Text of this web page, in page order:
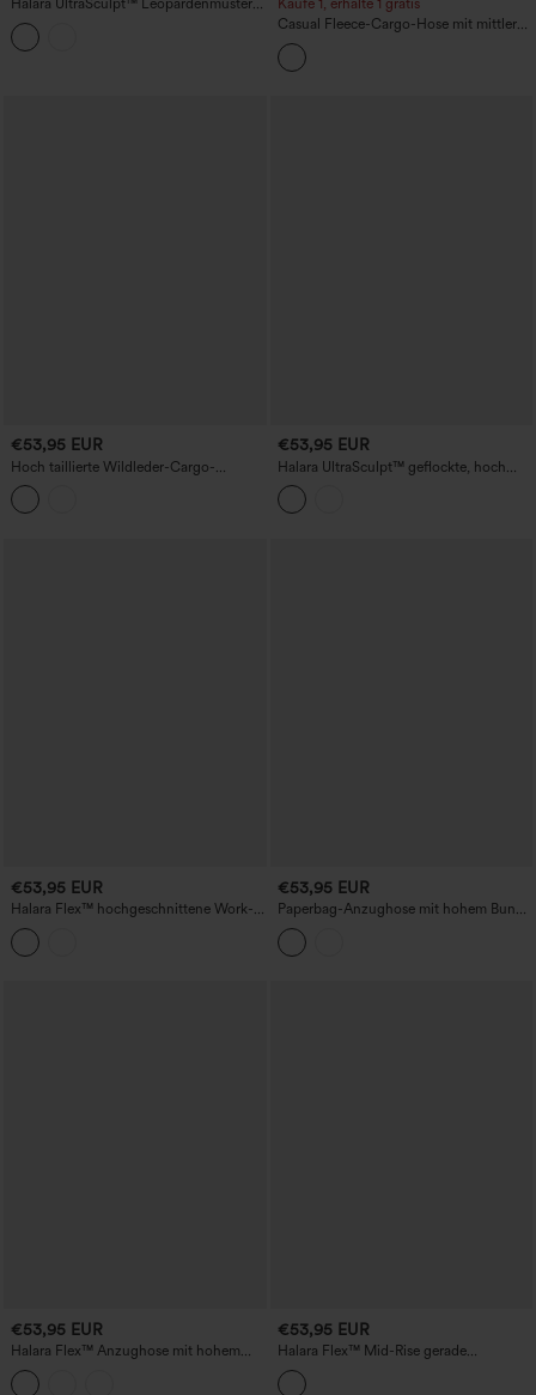
Halara UltraSculpt™ Leopardenmuster-
Yoga-Hose mit hohem Bund, geradem
Bein, kontrastierender Spitze und
Taschen
Kaufe 1, erhalte 1 gratis
Casual Fleece-Cargo-Hose mit mittlerer
Bundhöhe und Reißverschlusstaschen
€53,95 EUR
Hoch taillierte Wildleder-Cargo-
Reithose mit Taschen
€53,95 EUR
Halara UltraSculpt™ geflockte, hoch
geschnittene, bauchformende Yogahose
mit geradem Bein, gepunktetem Design
und Taschen.
€53,95 EUR
Halara Flex™ hochgeschnittene Work-
Bootcut-Jeans mit Taschen
€53,95 EUR
Paperbag-Anzughose mit hohem Bund,
Gürtel, Seitentaschen und weitem Bein
€53,95 EUR
Halara Flex™ Anzughose mit hohem
Bund und geradem Bein
€53,95 EUR
Halara Flex™ Mid-Rise gerade
geschnittene 7/8-Arbeithose im
Hahnentritt mit Taschen